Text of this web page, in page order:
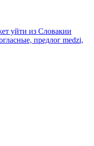
уйти из Словакии
предлог medzi,